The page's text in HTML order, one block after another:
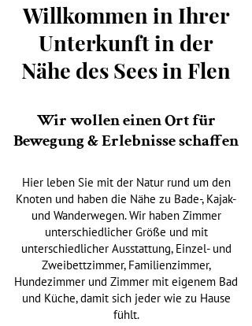
Willkommen in Ihrer
Unterkunft in der
Nähe des Sees in Flen
Wir wollen einen Ort für
Bewegung & Erlebnisse schaffen
Hier leben Sie mit der Natur rund um den
Knoten und haben die Nähe zu Bade-, Kajak-
und Wanderwegen. Wir haben Zimmer
unterschiedlicher Größe und mit
unterschiedlicher Ausstattung, Einzel- und
Zweibettzimmer, Familienzimmer,
Hundezimmer und Zimmer mit eigenem Bad
und Küche, damit sich jeder wie zu Hause
fühlt.